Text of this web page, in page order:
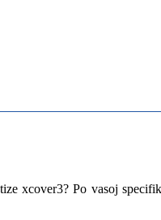
xcover3? Po vasoj